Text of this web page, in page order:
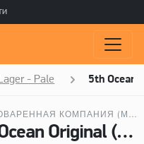
- Pale 5th Ocean
Пиво 5th Ocean Original (5-й Океан Оригинальное) - Московская пивоваренная компания (МПК)